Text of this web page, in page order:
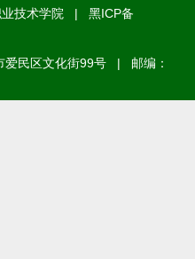
业技术学院 | 黑ICP备
爱民区文化街99号 | 邮编：